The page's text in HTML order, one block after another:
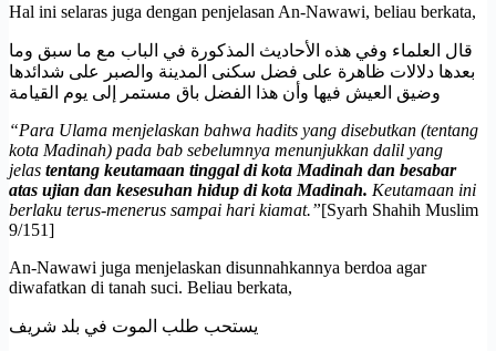
Hal ini selaras juga dengan penjelasan An-Nawawi, beliau berkata,
قال العلماء وفي هذه الأحاديث المذكورة في الباب مع ما سبق وما
بعدها دلالات ظاهرة على فضل سكنى المدينة والصبر على شدائدها
وضيق العيش فيها وأن هذا الفضل باق مستمر إلى يوم القيامة
“Para Ulama menjelaskan bahwa hadits yang disebutkan (tentang
kota Madinah) pada bab sebelumnya menunjukkan dalil yang
jelas tentang keutamaan tinggal di kota Madinah dan besabar
atas ujian dan kesesuhan hidup di kota Madinah. Keutamaan ini
berlaku terus-menerus sampai hari kiamat.”[Syarh Shahih Muslim
9/151]
An-Nawawi juga menjelaskan disunnahkannya berdoa agar
diwafatkan di tanah suci. Beliau berkata,
يستحب طلب الموت في بلد شريف